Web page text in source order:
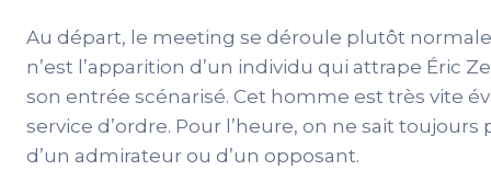
Au départ, le meeting se déroule plutôt
n’est l’apparition d’un individu qui attrape Éric
son entrée scénarisé. Cet homme est très vite
service d’ordre. Pour l’heure, on ne sait toujours
d’un admirateur ou d’un opposant.